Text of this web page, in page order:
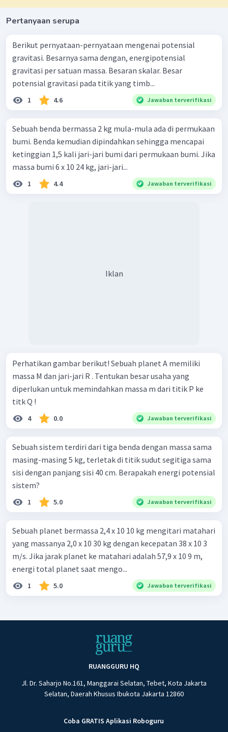
Pertanyaan serupa
Berikut pernyataan-pernyataan mengenai potensial
gravitasi. Besarnya sama dengan, energipotensial
gravitasi per satuan massa. Besaran skalar. Besar
potensial gravitasi pada titik yang timb...
1 4.6 Jawaban terverifikasi
Sebuah benda bermassa 2 kg mula-mula ada di permukaan
bumi. Benda kemudian dipindahkan sehingga mencapai
ketinggian 1,5 kali jari-jari bumi dari permukaan bumi. Jika
massa bumi 6 x 10 24 kg, jari-jari...
1 4.4 Jawaban terverifikasi
Iklan
Perhatikan gambar berikut! Sebuah planet A memiliki
massa M dan jari-jari R . Tentukan besar usaha yang
diperlukan untuk memindahkan massa m dari titik P ke
titk Q !
4 0.0 Jawaban terverifikasi
Sebuah sistem terdiri dari tiga benda dengan massa sama
masing-masing 5 kg, terletak di titik sudut segitiga sama
sisi dengan panjang sisi 40 cm. Berapakah energi potensial
sistem?
1 5.0 Jawaban terverifikasi
Sebuah planet bermassa 2,4 x 10 10 kg mengitari matahari
yang massanya 2,0 x 10 30 kg dengan kecepatan 38 x 10 3
m/s. Jika jarak planet ke matahari adalah 57,9 x 10 9 m,
energi total planet saat mengo...
1 5.0 Jawaban terverifikasi
RUANGGURU HQ
Jl. Dr. Saharjo No.161, Manggarai Selatan, Tebet, Kota Jakarta
Selatan, Daerah Khusus Ibukota Jakarta 12860
Coba GRATIS Aplikasi Roboguru